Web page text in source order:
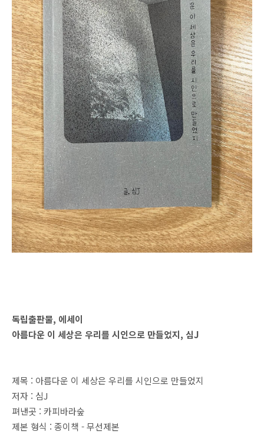
독립출판물, 에세이
아름다운 이 세상은 우리를 시인으로 만들었지, 심J
제목 : 아름다운 이 세상은 우리를 시인으로 만들었지
저자 : 심J
펴낸곳 : 카피바라숲
제본 형식 : 종이책 - 무선제본